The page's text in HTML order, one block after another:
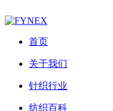
首页
关于我们
针织行业
纺织百科